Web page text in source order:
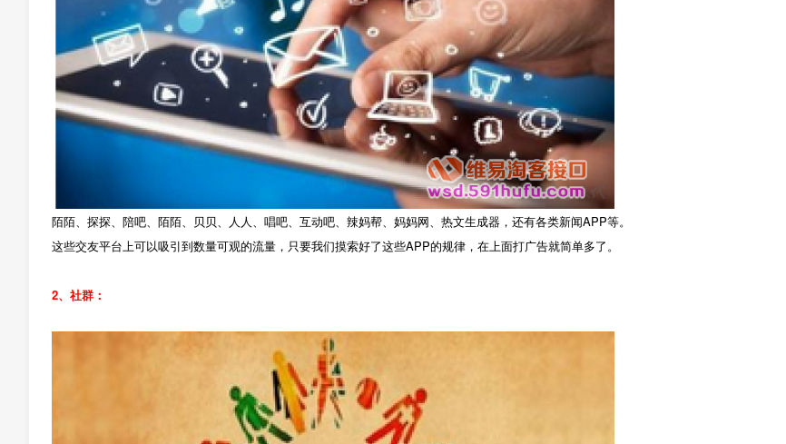
陌陌、探探、陪吧、陌陌、贝贝、人人、唱吧、互动吧、辣妈帮、妈妈网、热文生成器，还有各类新闻APP等。
这些交友平台上可以吸引到数量可观的流量，只要我们摸索好了这些APP的规律，在上面打广告就简单多了。
2、社群：